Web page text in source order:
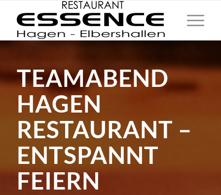
TEAMABEND
HAGEN
RESTAURANT –
ENTSPANNT
FEIERN